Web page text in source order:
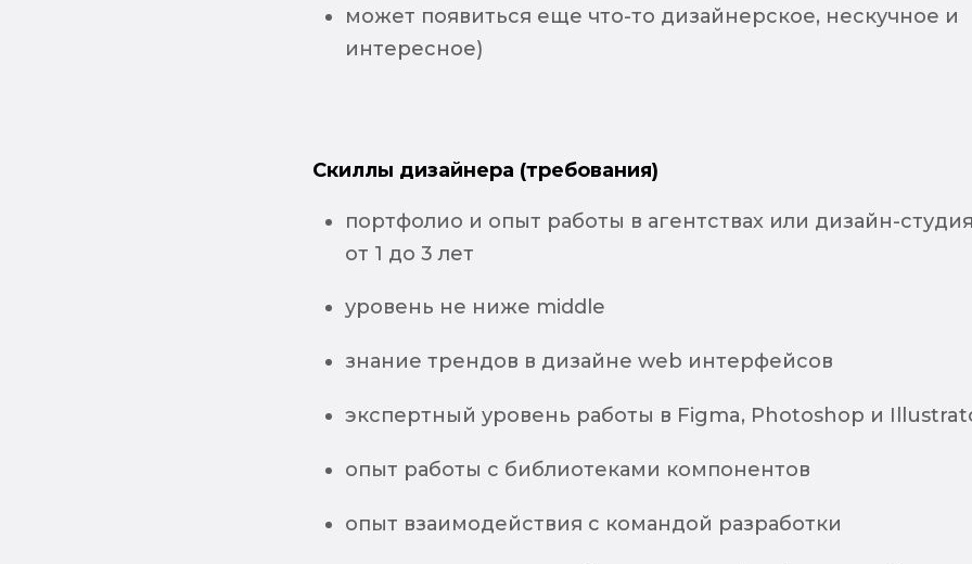
может появиться еще что-то дизайнерское, нескучное и
интересное)
Скиллы дизайнера (требования)
портфолио и опыт работы в агентствах или дизайн-
от 1 до 3 лет
уровень не ниже middle
знание трендов в дизайне web интерфейсов
экспертный уровень работы в Figma, Photoshop и
опыт работы с библиотеками компонентов
опыт взаимодействия с командой разработки